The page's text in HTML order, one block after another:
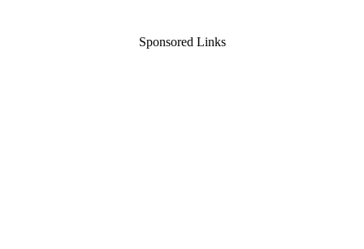
Sponsored Links